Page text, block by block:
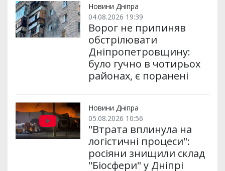
Новини Дніпра
04.08.2026 19:39
Ворог не припиняв
обстрілювати
Дніпропетровщину:
було гучно в чотирьох
районах, є поранені
Новини Дніпра
05.08.2026 10:56
"Втрата вплинула на
логістичні процеси":
росіяни знищили склад
"Біосфери" у Дніпрі